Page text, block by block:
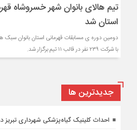
تیم هالای بانوان شهر خسروشاه
استان شد
دومین دوره ی مسابقات قهرمانی استان بانوان سبک
با شرکت ۲۳۹ نفر در قالب ۱۱ تیم برگزار شد.
جديدترين ها
احداث کلینیک گیاه‌پزشکی شهرداری تبریز